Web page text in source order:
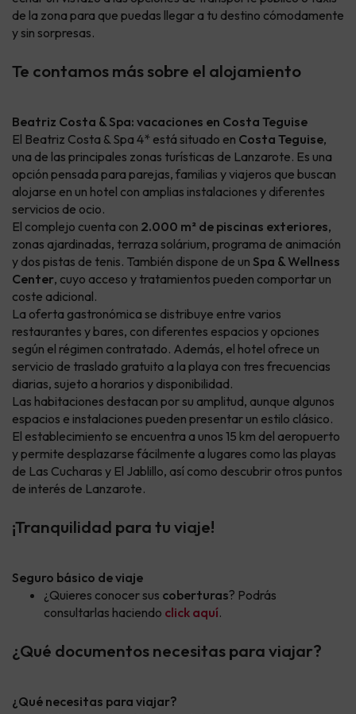
de la zona para que puedas llegar a tu destino cómodamente
y sin sorpresas.
Te contamos más sobre el alojamiento
Beatriz Costa & Spa: vacaciones en Costa Teguise
El Beatriz Costa & Spa 4* está situado en Costa Teguise,
una de las principales zonas turísticas de Lanzarote. Es una
opción pensada para parejas, familias y viajeros que buscan
alojarse en un hotel con amplias instalaciones y diferentes
servicios de ocio.
El complejo cuenta con 2.000 m² de piscinas exteriores,
zonas ajardinadas, terraza solárium, programa de animación
y dos pistas de tenis. También dispone de un Spa & Wellness
Center, cuyo acceso y tratamientos pueden comportar un
coste adicional.
La oferta gastronómica se distribuye entre varios
restaurantes y bares, con diferentes espacios y opciones
según el régimen contratado. Además, el hotel ofrece un
servicio de traslado gratuito a la playa con tres frecuencias
diarias, sujeto a horarios y disponibilidad.
Las habitaciones destacan por su amplitud, aunque algunos
espacios e instalaciones pueden presentar un estilo clásico.
El establecimiento se encuentra a unos 15 km del aeropuerto
y permite desplazarse fácilmente a lugares como las playas
de Las Cucharas y El Jablillo, así como descubrir otros puntos
de interés de Lanzarote.
¡Tranquilidad para tu viaje!
Seguro básico de viaje
¿Quieres conocer sus coberturas? Podrás
consultarlas haciendo click aquí.
¿Qué documentos necesitas para viajar?
¿Qué necesitas para viajar?